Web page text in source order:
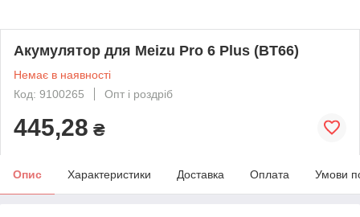
Акумулятор для Meizu Pro 6 Plus (BT66)
Немає в наявності
Код: 9100265
Опт і роздріб
445,28 ₴
Опис Характеристики Доставка Оплата Умови